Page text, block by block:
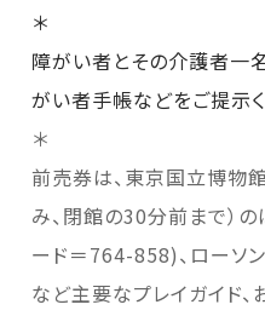
＊
障がい者とその介護者一
がい者手帳などをご提示く
＊
前売券は、東京国立博物
み、閉館の30分前まで）
ード＝764-858)、ローソ
など主要なプレイガイド